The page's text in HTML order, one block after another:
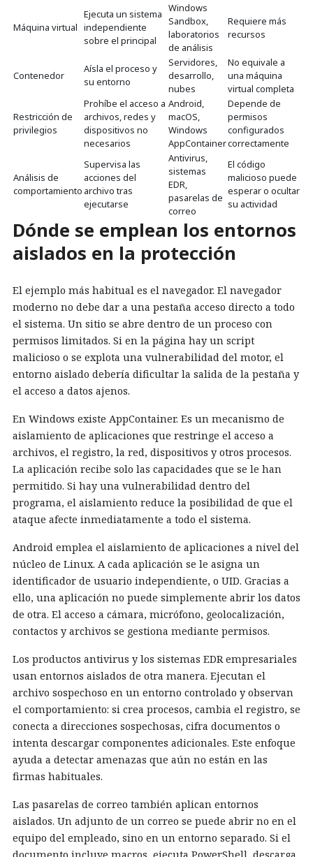
Máquina virtual
Ejecuta un sistema
independiente
sobre el principal
Windows
Sandbox,
laboratorios
de análisis
Requiere más
recursos
Contenedor
Aísla el proceso y
su entorno
Servidores,
desarrollo,
nubes
No equivale a
una máquina
virtual completa
Restricción de
privilegios
Prohíbe el acceso a
archivos, redes y
dispositivos no
necesarios
Android,
macOS,
Windows
AppContainer
Depende de
permisos
configurados
correctamente
Análisis de
comportamiento
Supervisa las
acciones del
archivo tras
ejecutarse
Antivirus,
sistemas
EDR,
pasarelas de
correo
El código
malicioso puede
esperar o ocultar
su actividad
Dónde se emplean los entornos
aislados en la protección
El ejemplo más habitual es el navegador. El navegador
moderno no debe dar a una pestaña acceso directo a todo
el sistema. Un sitio se abre dentro de un proceso con
permisos limitados. Si en la página hay un script
malicioso o se explota una vulnerabilidad del motor, el
entorno aislado debería dificultar la salida de la pestaña y
el acceso a datos ajenos.
En Windows existe AppContainer. Es un mecanismo de
aislamiento de aplicaciones que restringe el acceso a
archivos, el registro, la red, dispositivos y otros procesos.
La aplicación recibe solo las capacidades que se le han
permitido. Si hay una vulnerabilidad dentro del
programa, el aislamiento reduce la posibilidad de que el
ataque afecte inmediatamente a todo el sistema.
Android emplea el aislamiento de aplicaciones a nivel del
núcleo de Linux. A cada aplicación se le asigna un
identificador de usuario independiente, o UID. Gracias a
ello, una aplicación no puede simplemente abrir los datos
de otra. El acceso a cámara, micrófono, geolocalización,
contactos y archivos se gestiona mediante permisos.
Los productos antivirus y los sistemas EDR empresariales
usan entornos aislados de otra manera. Ejecutan el
archivo sospechoso en un entorno controlado y observan
el comportamiento: si crea procesos, cambia el registro, se
conecta a direcciones sospechosas, cifra documentos o
intenta descargar componentes adicionales. Este enfoque
ayuda a detectar amenazas que aún no están en las
firmas habituales.
Las pasarelas de correo también aplican entornos
aislados. Un adjunto de un correo se puede abrir no en el
equipo del empleado, sino en un entorno separado. Si el